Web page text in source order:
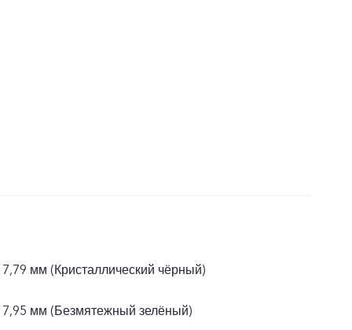
мм (Кристаллический чёрный)
мм (Безмятежный зелёный)